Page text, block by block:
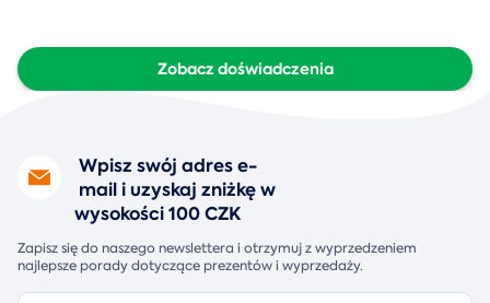
Zobacz doświadczenia
Wpisz swój adres e-
mail i uzyskaj zniżkę w
wysokości 100 CZK
Zapisz się do naszego newslettera i otrzymuj z wyprzedzeniem
najlepsze porady dotyczące prezentów i wyprzedaży.